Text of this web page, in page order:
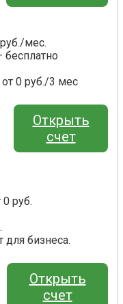
мес.
0 руб./3 мес
Открыть
счет
руб.
для бизнеса.
Открыть
счет